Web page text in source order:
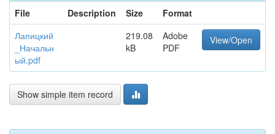
File
Description Size
Format
Лапицкий
_Начальн
ый.pdf
219.08
kB
Adobe
PDF
View/Open
Show simple item record